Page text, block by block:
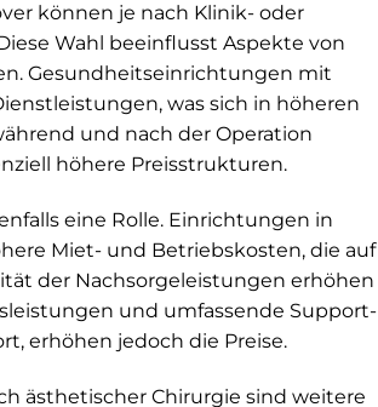
können je nach Klinik- oder
Wahl beeinflusst Aspekte von
Gesundheitseinrichtungen mit
was sich in höheren
und nach der Operation
höhere Preisstrukturen.
eine Rolle. Einrichtungen in
Miet- und Betriebskosten, die auf
der Nachsorgeleistungen erhöhen
und umfassende Support-
erhöhen jedoch die Preise.
ästhetischer Chirurgie sind weitere